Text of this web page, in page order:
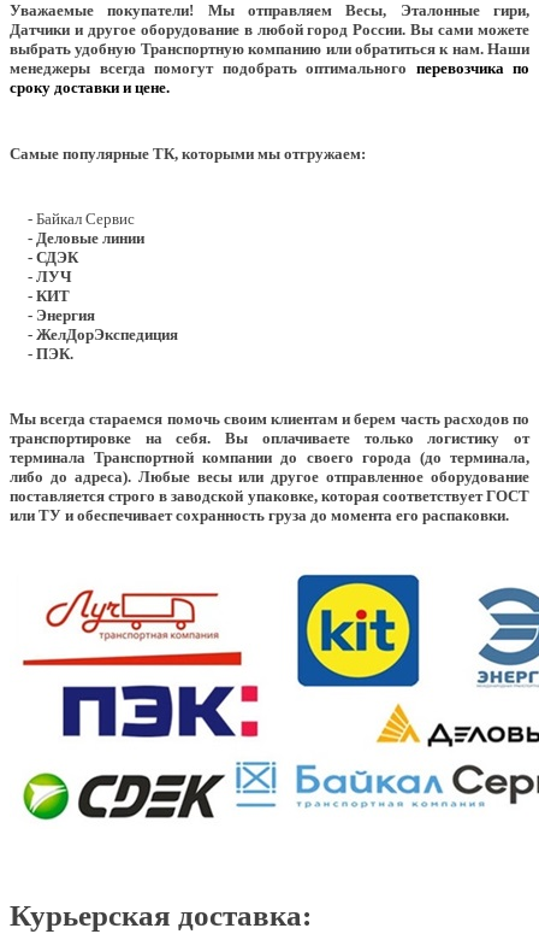
Уважаемые покупатели! Мы отправляем Весы, Эталонные гири,
Датчики и другое оборудование в любой город России. Вы сами можете
выбрать удобную Транспортную компанию или обратиться к нам. Наши
менеджеры всегда помогут подобрать оптимального перевозчика по
сроку доставки и цене.
Самые популярные ТК, которыми мы отгружаем:
- Байкал Сервис
- Деловые линии
- СДЭК
- ЛУЧ
- КИТ
- Энергия
- ЖелДорЭкспедиция
- ПЭК.
Мы всегда стараемся помочь своим клиентам и берем часть расходов по
транспортировке на себя. Вы оплачиваете только логистику от
терминала Транспортной компании до своего города (до терминала,
либо до адреса). Любые весы или другое отправленное оборудование
поставляется строго в заводской упаковке, которая соответствует ГОСТ
или ТУ и обеспечивает сохранность груза до момента его распаковки.
Курьерская доставка: